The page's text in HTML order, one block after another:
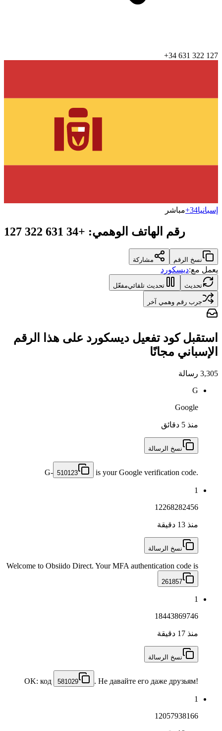
+34 631 322 127
إسبانيا+34مباشر
رقم الهاتف الوهمي:
+34 631 322 127
نسخ الرقم مشاركة
يعمل مع:ديسكورد
تحديث تحديث تلقائيمفعّل
جرب رقم وهمي آخر
استقبل كود تفعيل ديسكورد على هذا الرقم
الإسباني مجانًا
3,305 رسالة
G
Google
منذ 5 دقائق
نسخ الرسالة
G- 510123 is your Google verification code.
1
12268282456
منذ 13 دقيقة
نسخ الرسالة
Welcome to Obsiido Direct. Your MFA authentication code is
261857
1
18443869746
منذ 17 دقيقة
نسخ الرسالة
OK: код 581029 . Не давайте его даже друзьям!
1
12057938166